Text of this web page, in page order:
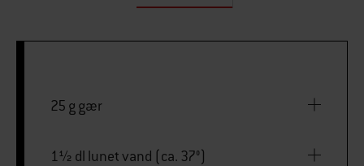
25 g gær
1½ dl lunet vand (ca. 37°)